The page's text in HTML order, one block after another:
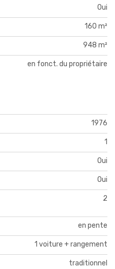
Oui
160 m²
948 m²
en fonct. du propriétaire
1976
1
Oui
Oui
2
en pente
1 voiture + rangement
traditionnel